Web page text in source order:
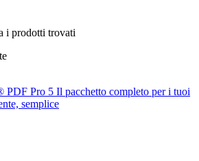
i prodotti trovati
PDF Pro 5 Il pacchetto completo per i tuoi
semplice